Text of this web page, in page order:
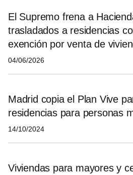
El Supremo frena a
trasladados a residencias
exención por venta de
04/06/2026
Madrid copia el Plan Vive
residencias para personas
14/10/2024
Viviendas para mayores y